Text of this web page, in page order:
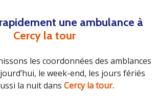
une ambulance à
Cercy la tour
les coordonnées des amblances
le week-end, les jours fériés
la nuit dans Cercy la tour.